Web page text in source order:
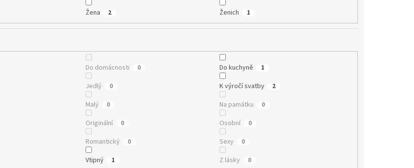
Žena 2 Ženich 1
Do domácnosti 0 Do kuchyně 1
Jedlý 0 K výročí svatby 2
Malý 0 Na památku 0
Originální 0 Osobní 0
Romantický 0 Sexy 0
Vtipný 1 Z lásky 0